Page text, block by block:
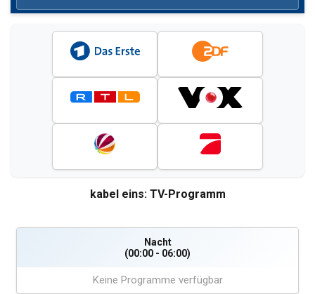
kabel eins: TV-Programm
Nacht
(00:00 - 06:00)
Keine Programme verfügbar